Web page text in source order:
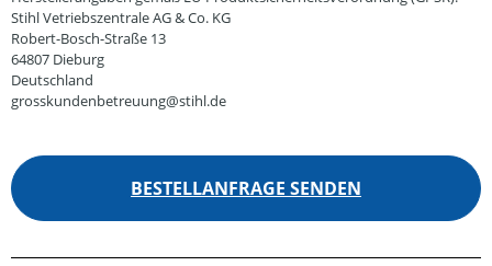
Stihl Vetriebszentrale AG & Co. KG
Robert-Bosch-Straße 13
64807 Dieburg
Deutschland
grosskundenbetreuung@stihl.de
BESTELLANFRAGE SENDEN